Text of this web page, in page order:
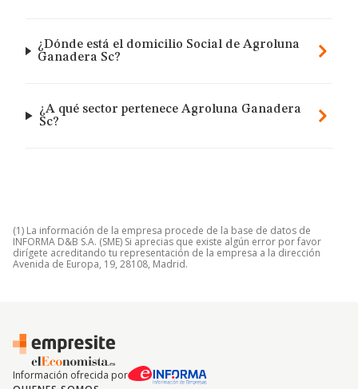
¿Dónde está el domicilio Social de Agroluna
Ganadera Sc?
¿A qué sector pertenece Agroluna Ganadera
Sc?
(1) La información de la empresa procede de la base de datos de
INFORMA D&B S.A. (SME) Si aprecias que existe algún error por favor
dirígete acreditando tu representación de la empresa a la dirección
Avenida de Europa, 19, 28108, Madrid.
Información ofrecida por